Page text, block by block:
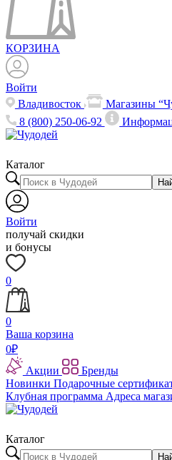
КОРЗИНА
Войти
Владивосток
Магазины
8 (800) 250-06-92
Каталог
Войти
получай скидки
и бонусы
0
0
Ваша корзина
0₽
Акции
Бренды
Новинки Подарочные
Клубная программа Адреса
Каталог